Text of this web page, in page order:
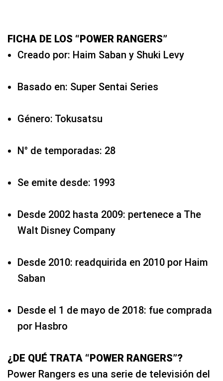
FICHA DE LOS “POWER RANGERS”
Creado por: Haim Saban y Shuki Levy
Basado en: Super Sentai Series
Género: Tokusatsu
N° de temporadas: 28
Se emite desde: 1993
Desde 2002 hasta 2009: pertenece a The
Walt Disney Company
Desde 2010: readquirida en 2010 por Haim
Saban
Desde el 1 de mayo de 2018: fue comprada
por Hasbro
¿DE QUÉ TRATA “POWER RANGERS”?
Power Rangers es una serie de televisión del